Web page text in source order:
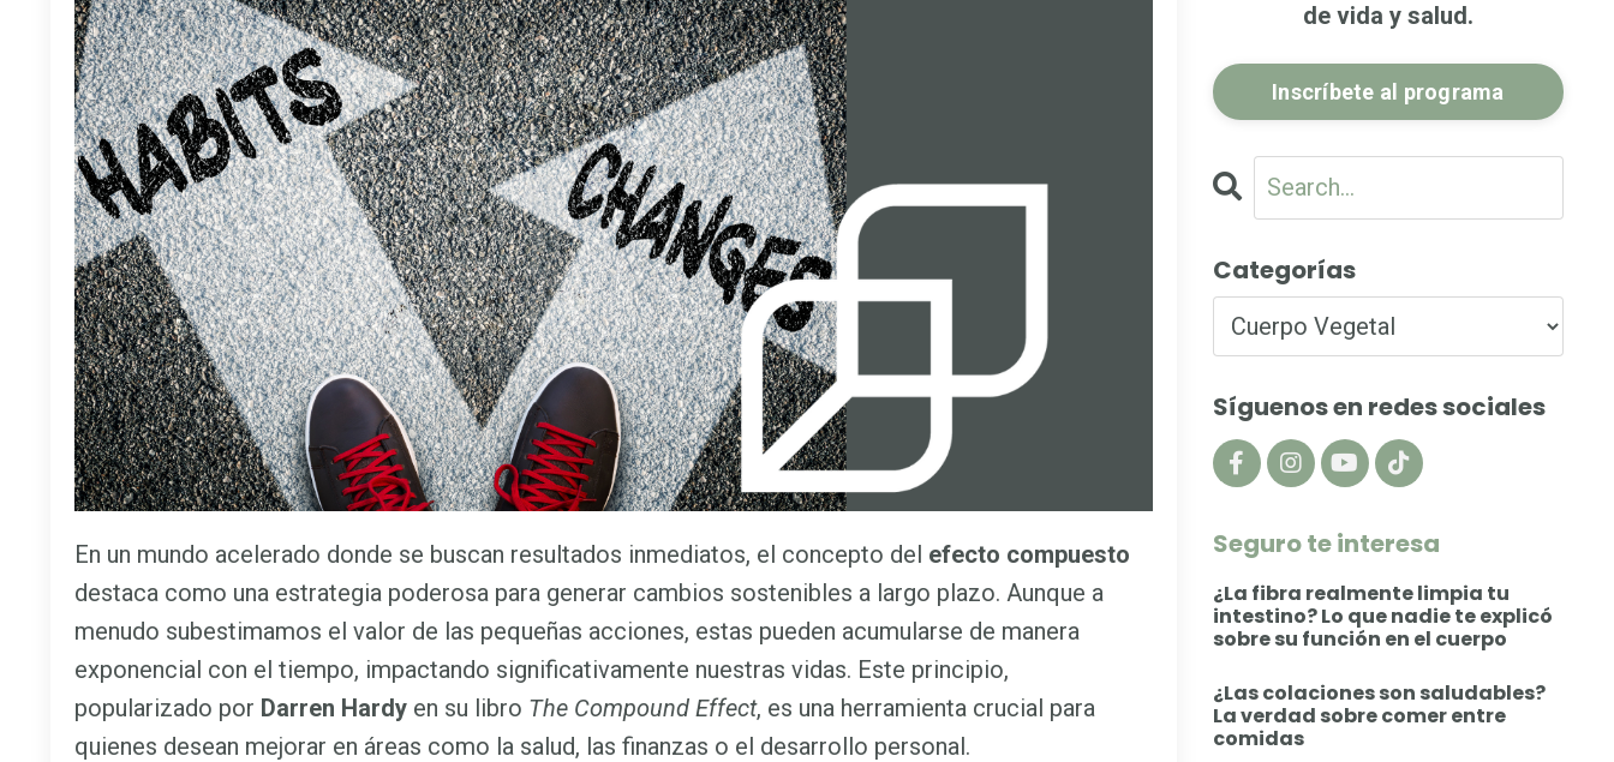
En un mundo acelerado donde se buscan resultados inmediatos, el concepto del efecto compuesto
destaca como una estrategia poderosa para generar cambios sostenibles a largo plazo. Aunque a
menudo subestimamos el valor de las pequeñas acciones, estas pueden acumularse de manera
exponencial con el tiempo, impactando significativamente nuestras vidas. Este principio,
popularizado por Darren Hardy en su libro The Compound Effect, es una herramienta crucial para
quienes desean mejorar en áreas como la salud, las finanzas o el desarrollo personal.
de vida y salud.
Inscríbete al programa
Categorías
Síguenos en redes sociales
Seguro te interesa
¿La fibra realmente limpia tu
intestino? Lo que nadie te explicó
sobre su función en el cuerpo
¿Las colaciones son saludables?
La verdad sobre comer entre
comidas